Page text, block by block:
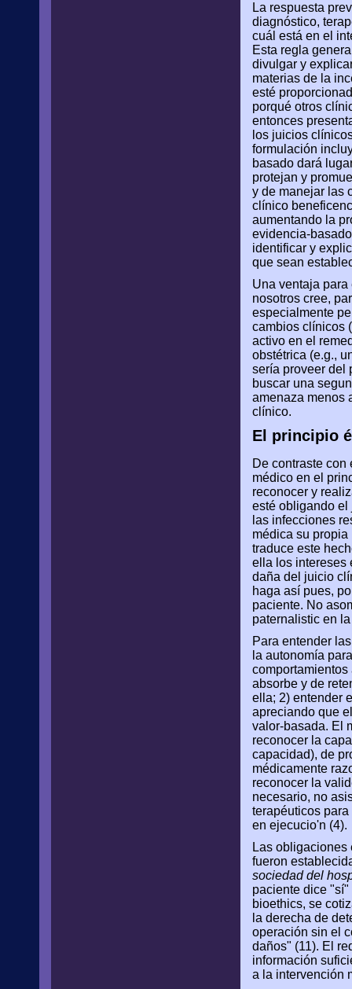
La respuesta
diagnóstico,
cuál está en el
Esta regla
divulgar y
materias de la
esté
porqué otros
entonces
los juicios
formulación
basado dará
protejan y
y de manejar las
clínico
aumentando la
evidencia-
identificar y
que sean
Una ventaja
nosotros cree,
especialmente
cambios clínicos
activo en el
obstétrica (e.g.,
sería proveer del
buscar una
amenaza menos
clínico.
El principio
De contraste
médico en el
reconocer y
esté obligando el
las infecciones
médica su
traduce este
ella los intereses
daña del juicio
haga así pues,
paciente. No
paternalistic en
Para entender
la autonomía
absorbe y de
ella; 2) entender
apreciando que
valor-basada. El
reconocer la
capacidad), de
médicamente
reconocer la
necesario, no
terapéuticos
en ejecucio'n (4).
Las
fueron
sociedad del
paciente dice "sí"
bioethics, se
la derecha de
operación sin el
daños" (11). El
información
a la intervención